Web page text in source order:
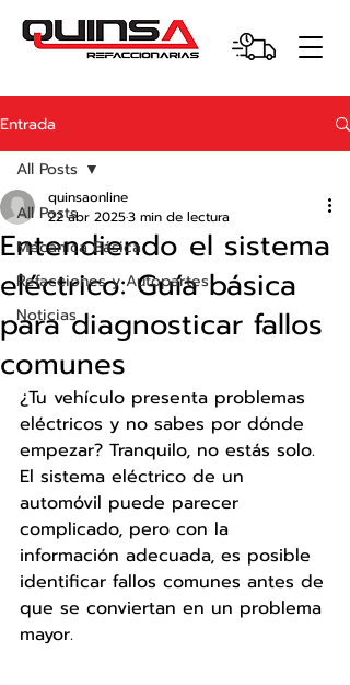
Entrada
All Posts
Mecánica Básica
Refacciones y Autopartes
Noticias
All Posts
Entendiendo el sistema
eléctrico: Guía básica
para diagnosticar fallos
comunes
quinsaonline
22 abr 20253 min de lectura
¿Tu vehículo presenta problemas
eléctricos y no sabes por dónde
empezar? Tranquilo, no estás solo.
El sistema eléctrico de un
automóvil puede parecer
complicado, pero con la
información adecuada, es posible
identificar fallos comunes antes de
que se conviertan en un problema
mayor.